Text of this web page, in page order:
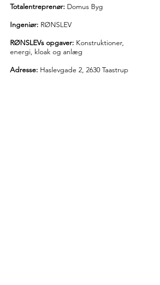
Totalentreprenør: Domus Byg
Ingeniør: RØNSLEV
RØNSLEVs opgaver: Konstruktioner,
energi, kloak og anlæg
Adresse: Haslevgade 2, 2630 Taastrup